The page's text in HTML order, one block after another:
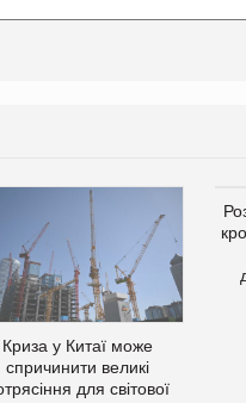
Криза у Китаї може
спричинити великі
для світової